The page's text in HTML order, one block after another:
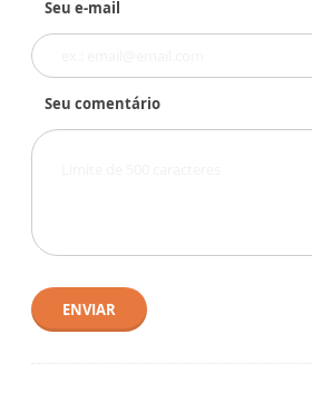
Seu e-mail
Seu comentário
ENVIAR